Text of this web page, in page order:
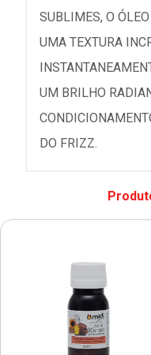
SUBLIMES, O
UMA TEXTURA
UM BRILHO
DO FRIZZ.